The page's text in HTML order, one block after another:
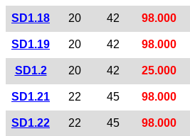
SD1.18 20 42 98.000
SD1.19 20 42 98.000
SD1.2 20 42 25.000
SD1.21 22 45 98.000
SD1.22 22 45 98.000